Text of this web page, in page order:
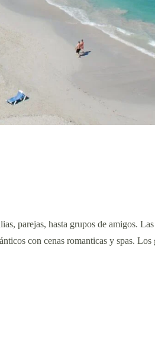
parejas, hasta grupos de amigos.
con cenas romanticas y spas.